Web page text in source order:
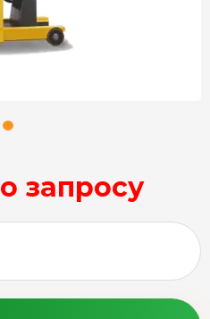
запросу